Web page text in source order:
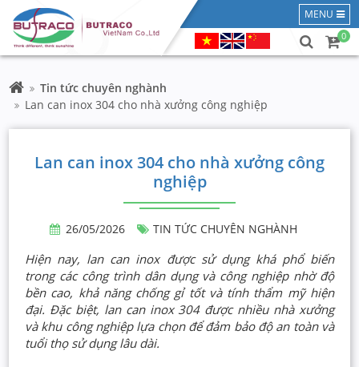
MENU
0
Tin tức chuyên nghành
Lan can inox 304 cho nhà xưởng công nghiệp
Lan can inox 304 cho nhà xưởng công
nghiệp
26/05/2026 TIN TỨC CHUYÊN NGHÀNH
Hiện nay, lan can inox được sử dụng khá phổ biến
trong các công trình dân dụng và công nghiệp nhờ độ
bền cao, khả năng chống gỉ tốt và tính thẩm mỹ hiện
đại. Đặc biệt, lan can inox 304 được nhiều nhà xưởng
và khu công nghiệp lựa chọn để đảm bảo độ an toàn và
tuổi thọ sử dụng lâu dài.